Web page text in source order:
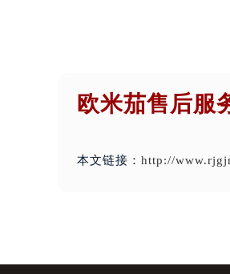
欧米茄售后服
本文链接： http://